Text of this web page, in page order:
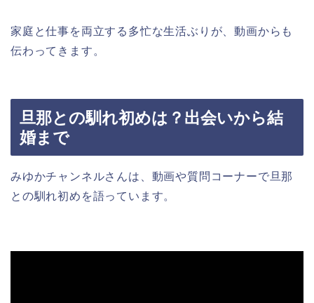
家庭と仕事を両立する多忙な生活ぶりが、動画からも
伝わってきます。
旦那との馴れ初めは？出会いから結
婚まで
みゆかチャンネルさんは、動画や質問コーナーで旦那
との馴れ初めを語っています。